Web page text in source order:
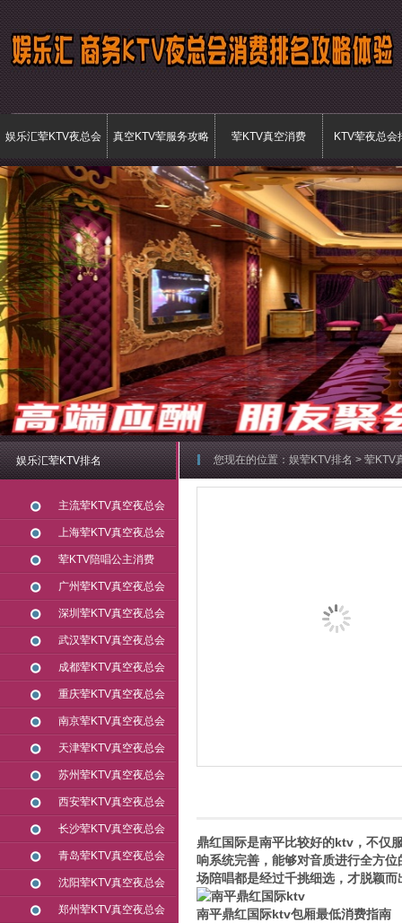
娱乐汇荤KTV夜总会 真空KTV荤服务攻略 荤KTV真空消费 KTV荤夜总会
娱乐汇荤KTV排名
主流荤KTV真空夜总会
上海荤KTV真空夜总会
荤KTV陪唱公主消费
广州荤KTV真空夜总会
深圳荤KTV真空夜总会
武汉荤KTV真空夜总会
成都荤KTV真空夜总会
重庆荤KTV真空夜总会
南京荤KTV真空夜总会
天津荤KTV真空夜总会
苏州荤KTV真空夜总会
西安荤KTV真空夜总会
长沙荤KTV真空夜总会
青岛荤KTV真空夜总会
沈阳荤KTV真空夜总会
郑州荤KTV真空夜总会
您现在的位置：娱荤KTV排名>荤KTV
鼎红国际是南平比较好的ktv，不仅
响系统完善，能够对音质进行全方
场陪唱都是经过千挑细选，才脱颖
南平鼎红国际ktv包厢最低消费指南